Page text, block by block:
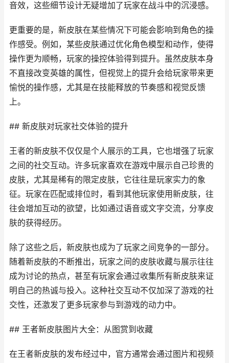
音效，这些细节设计无疑增加了玩家在战斗中的沉浸感。
更重要的是，新皮肤在某些情况下可能会影响到角色的操
作感受。例如，某些皮肤通过优化角色模型和动作，使得
操作更为顺畅，玩家的操控体验得到提升。虽然皮肤本身
不直接改变英雄的属性，但视觉上的提升会给玩家带来更
愉悦的操作感，尤其是在技能释放的节奏感和视觉反馈
上。
## 新皮肤对玩家社交体验的提升
王者的新皮肤不仅仅是个人展示的工具，它也增强了玩家
之间的社交互动。许多玩家喜欢在游戏中展示自己珍贵的
皮肤，尤其是稀有的限定皮肤，它往往是玩家实力的象
征。玩家在匹配或排位时，看到其他玩家使用新皮肤，往
往会增加互动的欲望，比如通过语音或文字交流，分享皮
肤的获得经历。
除了这些之后，新皮肤也成为了玩家之间竞争的一部分。
随着新皮肤的不断推出，玩家之间的皮肤收藏与展示往往
成为讨论的热点，甚至有玩家会通过收集所有新皮肤来证
明自己的热诚与投入。这种社交互动不仅加深了游戏的社
交性，还激发了更多玩家参与到游戏的动力中。
## 王者新皮肤图片大全：从图赏到收藏
在王者新皮肤的发布经过中，官方通常会通过图片和视频